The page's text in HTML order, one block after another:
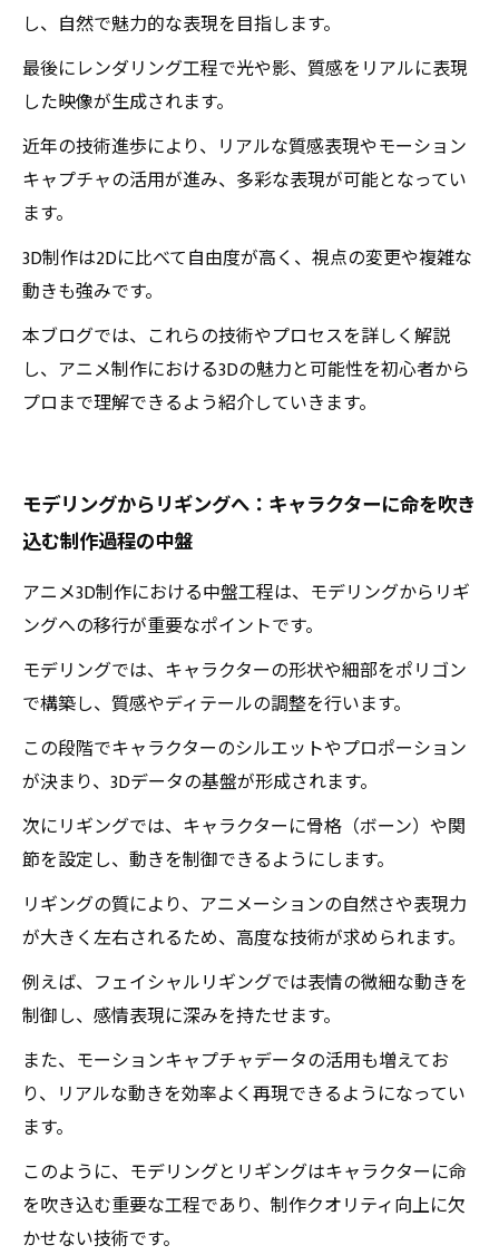
し、自然で魅力的な表現を目指します。
最後にレンダリング工程で光や影、質感をリアルに表現
した映像が生成されます。
近年の技術進歩により、リアルな質感表現やモーション
キャプチャの活用が進み、多彩な表現が可能となってい
ます。
3D制作は2Dに比べて自由度が高く、視点の変更や複雑な
動きも強みです。
本ブログでは、これらの技術やプロセスを詳しく解説
し、アニメ制作における3Dの魅力と可能性を初心者から
プロまで理解できるよう紹介していきます。
モデリングからリギングへ：キャラクターに命を吹き
込む制作過程の中盤
アニメ3D制作における中盤工程は、モデリングからリギ
ングへの移行が重要なポイントです。
モデリングでは、キャラクターの形状や細部をポリゴン
で構築し、質感やディテールの調整を行います。
この段階でキャラクターのシルエットやプロポーション
が決まり、3Dデータの基盤が形成されます。
次にリギングでは、キャラクターに骨格（ボーン）や関
節を設定し、動きを制御できるようにします。
リギングの質により、アニメーションの自然さや表現力
が大きく左右されるため、高度な技術が求められます。
例えば、フェイシャルリギングでは表情の微細な動きを
制御し、感情表現に深みを持たせます。
また、モーションキャプチャデータの活用も増えてお
り、リアルな動きを効率よく再現できるようになってい
ます。
このように、モデリングとリギングはキャラクターに命
を吹き込む重要な工程であり、制作クオリティ向上に欠
かせない技術です。